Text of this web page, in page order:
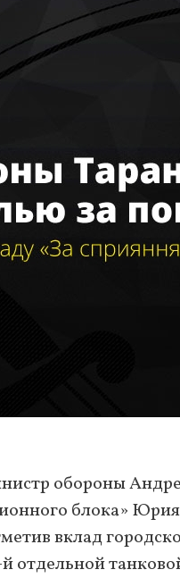
обороны
блока»
вклад
отдельной